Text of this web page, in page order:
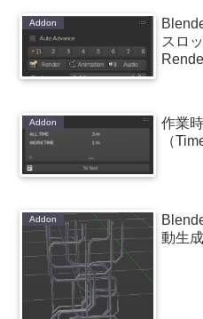
Addon
スロ
Addon
作業
（
Addon
動生